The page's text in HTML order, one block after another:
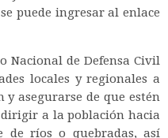
puede ingresar al enlace
Nacional de Defensa Civil
locales y regionales a
asegurarse de que estén
dirigir a la población hacia
de ríos o quebradas, así